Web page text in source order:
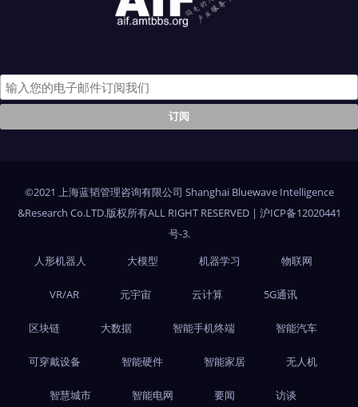
©2021 上海蓝韬管理咨询有限公司 Shanghai Bluewave Intelligence
&Research Co.LTD.版权所有ALL RIGHT RESERVED | 沪ICP备12020441
号-3.
人形机器人
大模型 机器学习 物联网
VR/AR 元宇宙 云计算 5G通讯
区块链 大数据 智能手机终端 智能汽车
可穿戴设备 智能硬件 智能家居 无人机
智慧城市 智能电网 要闻 访谈